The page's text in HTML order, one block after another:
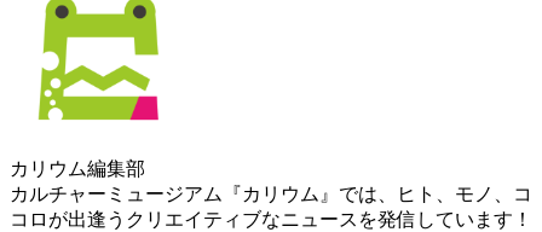
カリウム編集部
カルチャーミュージアム『カリウム』では、ヒト、モノ、コ
コロが出逢うクリエイティブなニュースを発信しています！